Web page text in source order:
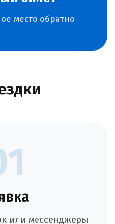
место обратно
или мессенджеры